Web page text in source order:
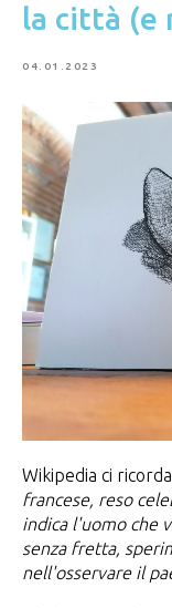
la città (e
04.01.2023
Wikipedia ci
francese, reso
indica l'uomo che
senza fretta,
nell'osservare il